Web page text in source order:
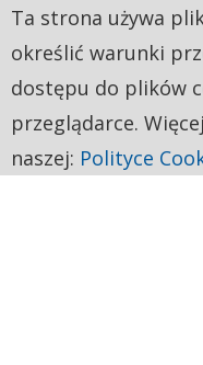
Ta strona używa
określić warunki
dostępu do plików
przeglądarce.
naszej: Polityce